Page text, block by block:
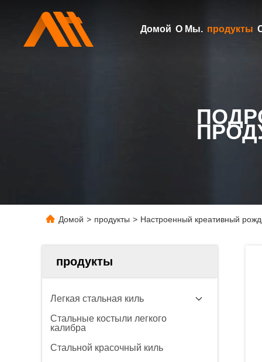
Домой О Мы. продукты
Домой > продукты > Настроенный креативный
продукты
Легкая стальная киль
Стальные костыли легкого
калибра
Стальной красочный киль